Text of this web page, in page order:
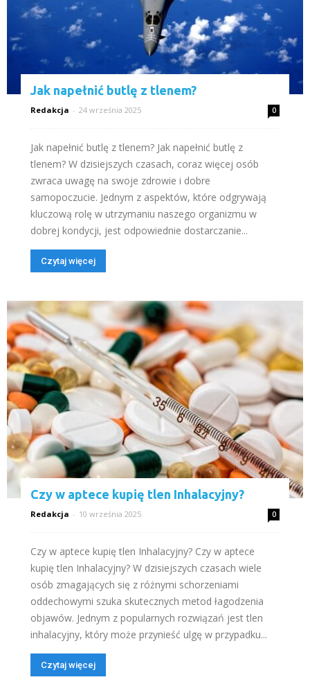
Jak napełnić butlę z tlenem?
Redakcja - 24 września 2025 0
Jak napełnić butlę z tlenem? Jak napełnić butlę z
tlenem? W dzisiejszych czasach, coraz więcej osób
zwraca uwagę na swoje zdrowie i dobre
samopoczucie. Jednym z aspektów, które odgrywają
kluczową rolę w utrzymaniu naszego organizmu w
dobrej kondycji, jest odpowiednie dostarczanie...
Czytaj więcej
Czy w aptece kupię tlen Inhalacyjny?
Redakcja - 10 września 2025 0
Czy w aptece kupię tlen Inhalacyjny? Czy w aptece
kupię tlen Inhalacyjny? W dzisiejszych czasach wiele
osób zmagających się z różnymi schorzeniami
oddechowymi szuka skutecznych metod łagodzenia
objawów. Jednym z popularnych rozwiązań jest tlen
inhalacyjny, który może przynieść ulgę w przypadku...
Czytaj więcej